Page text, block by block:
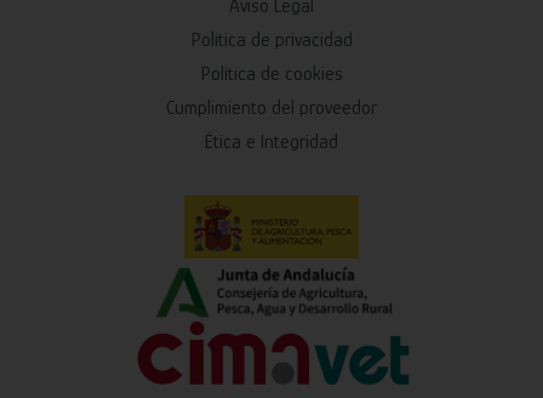
Aviso Legal
Política de privacidad
Política de cookies
Cumplimiento del proveedor
Ética e Integridad